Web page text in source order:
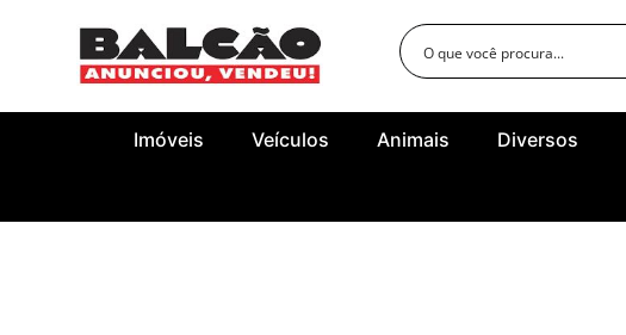
Imóveis Veículos Animais Diversos